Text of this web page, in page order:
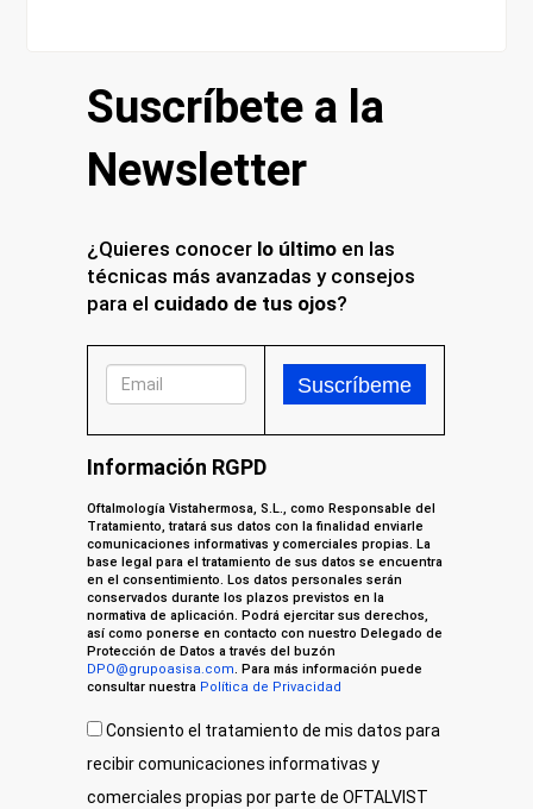
Suscríbete a la
Newsletter
¿Quieres conocer lo último en las
técnicas más avanzadas y consejos
para el cuidado de tus ojos?
Información RGPD
Oftalmología Vistahermosa, S.L., como Responsable del
Tratamiento, tratará sus datos con la finalidad enviarle
comunicaciones informativas y comerciales propias. La
base legal para el tratamiento de sus datos se encuentra
en el consentimiento. Los datos personales serán
conservados durante los plazos previstos en la
normativa de aplicación. Podrá ejercitar sus derechos,
así como ponerse en contacto con nuestro Delegado de
Protección de Datos a través del buzón
DPO@grupoasisa.com. Para más información puede
consultar nuestra Política de Privacidad
Consiento el tratamiento de mis datos para
recibir comunicaciones informativas y
comerciales propias por parte de OFTALVIST